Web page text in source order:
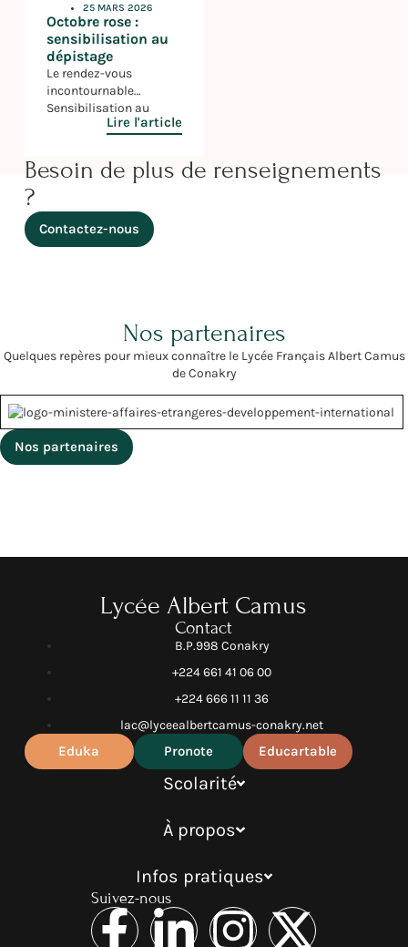
25 MARS 2026
Octobre rose :
sensibilisation au
dépistage
Le rendez-vous
incontournable
Sensibilisation au
dépistage Ce jeudi 9
Camus participé à la
campagne de
dépistage du cancer du
sein pour soutenir cet
évènement planétaire.
professeur de SVT,
plusieurs cœurs ont été
réalisés (en bois, […]
Lire l'article
Besoin de plus de renseignements
?
Contactez-nous
Nos partenaires
Quelques repères pour mieux connaître le Lycée Français Albert Camus
de Conakry
Nos partenaires
Lycée Albert Camus
Contact
B.P.998 Conakry
+224 661 41 06 00
+224 666 11 11 36
lac@lyceealbertcamus-conakry.net
Eduka Pronote Educartable
Scolarité
À propos
Infos pratiques
Suivez-nous